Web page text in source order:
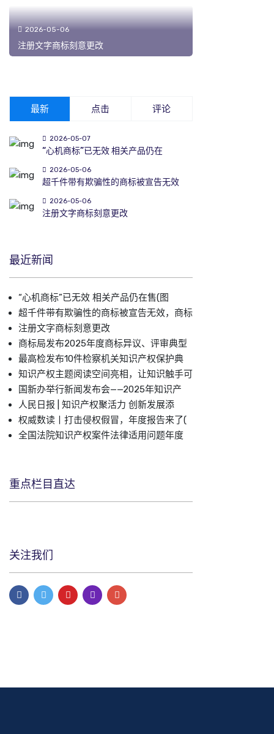
2026-05-06
注册文字商标刻意更改
最新 点击 评论
2026-05-07
“心机商标”已无效 相关产品仍在
2026-05-06
超千件带有欺骗性的商标被宣告无效
2026-05-06
注册文字商标刻意更改
最近新闻
“心机商标”已无效 相关产品仍在售(图
超千件带有欺骗性的商标被宣告无效，商标
注册文字商标刻意更改
商标局发布2025年度商标异议、评审典型
最高检发布10件检察机关知识产权保护典
知识产权主题阅读空间亮相，让知识触手可
国新办举行新闻发布会——2025年知识产
人民日报 | 知识产权聚活力 创新发展添
权威数读丨打击侵权假冒，年度报告来了(
全国法院知识产权案件法律适用问题年度
重点栏目直达
关注我们